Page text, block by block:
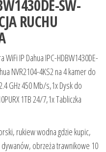
SW-
RUCHU
IP Dahua IPC-HDBW1430DE-
NVR2104-4KS2 na 4 kamer do
GHz 450 Mb/s,1x Dysk do
1TB 24/7,1x Tabliczka
rukiew wodna gdzie kupic,
obrzeża trawnikowe 10